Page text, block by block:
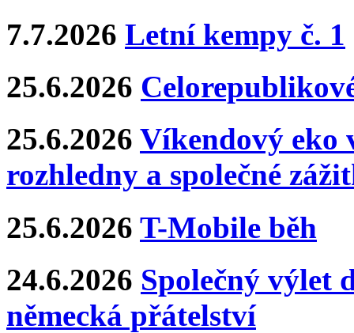
7.7.2026 Letní kempy č. 1
25.6.2026
25.6.2026 Víkendový eko
rozhledny a společné
25.6.2026 T-Mobile běh
24.6.2026 Společný výlet
německá přátelství